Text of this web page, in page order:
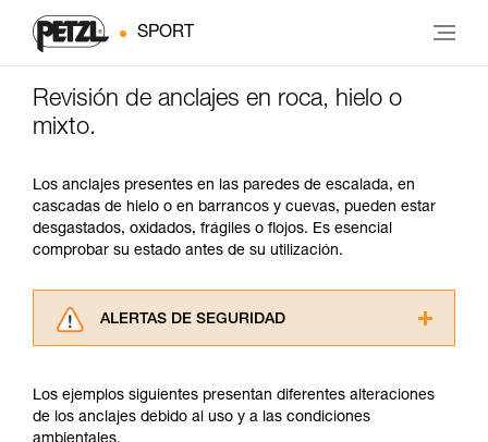
SPORT
Revisión de anclajes en roca, hielo o
mixto.
Los anclajes presentes en las paredes de escalada, en
cascadas de hielo o en barrancos y cuevas, pueden estar
desgastados, oxidados, frágiles o flojos. Es esencial
comprobar su estado antes de su utilización.
ALERTAS DE SEGURIDAD
consultarlo. Usted debe comprender la
información de la ficha técnica para poder
Los ejemplos siguientes presentan diferentes alteraciones
de los anclajes debido al uso y a las condiciones